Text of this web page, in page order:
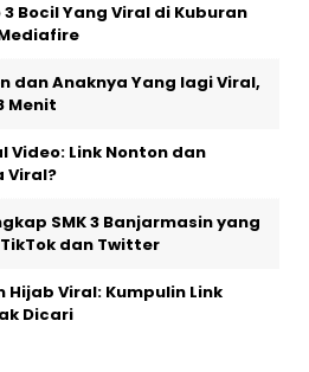
3 Bocil Yang Viral di Kuburan
dan Anaknya Yang lagi Viral,
Menit
Video: Link Nonton dan
Viral?
SMK 3 Banjarmasin yang
dan Twitter
Hijab Viral: Kumpulin Link
Dicari